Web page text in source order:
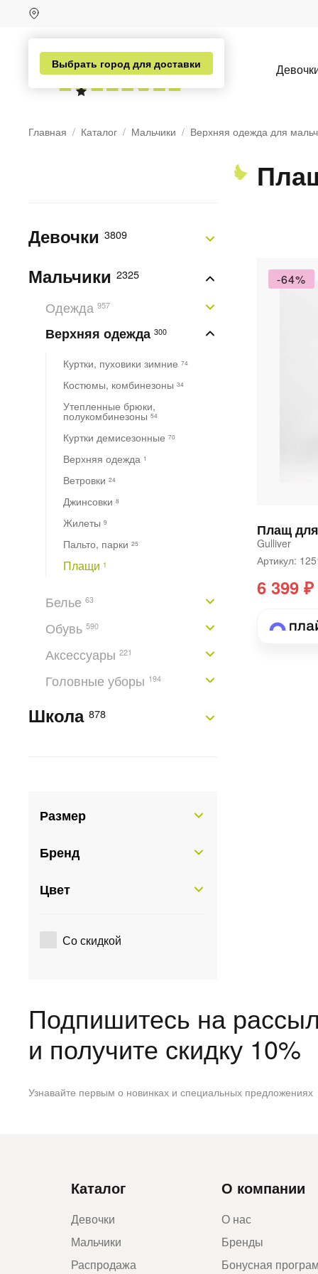
Выбрать город для доставки
Главная Каталог Мальчики Верхняя одежда для
Девочки 3809
Мальчики 2325
Одежда 957
Верхняя одежда 300
Куртки, пуховики зимние 74
Костюмы, комбинезоны 34
Утепленные брюки,
полукомбинезоны 54
Куртки демисезонные 70
Верхняя одежда 1
Ветровки 24
Джинсовки 8
Жилеты 9
Пальто, парки 25
Плащи 1
Белье 63
Обувь 590
Аксессуары 221
Головные уборы 194
Школа 878
Размер
Бренд
Цвет
Со скидкой
-64%
Gulliver
Артикул:
6 399 ₽
Подпишитесь на
и получите скидку 10%
Узнавайте первым о новинках и специальных предложениях
Каталог
Девочки
Мальчики
Распродажа
О компании
О нас
Бренды
Бонусная